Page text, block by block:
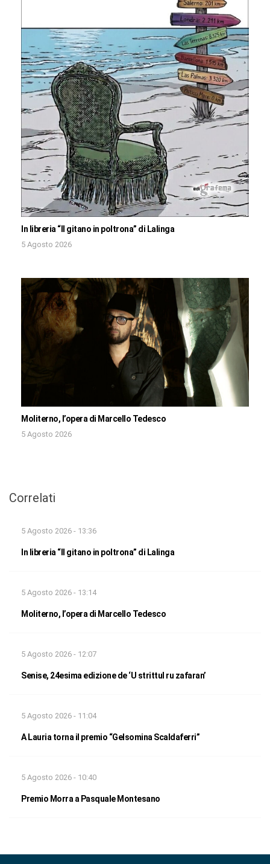
In libreria “Il gitano in poltrona” di Lalinga
5 Agosto 2026
Moliterno, l’opera di Marcello Tedesco
5 Agosto 2026
Correlati
5 Agosto 2026 - 13:36
In libreria “Il gitano in poltrona” di Lalinga
5 Agosto 2026 - 13:14
Moliterno, l’opera di Marcello Tedesco
5 Agosto 2026 - 12:07
Senise, 24esima edizione de ‘U strittul ru zafaran’
5 Agosto 2026 - 11:04
A Lauria torna il premio “Gelsomina Scaldaferri”
5 Agosto 2026 - 10:40
Premio Morra a Pasquale Montesano